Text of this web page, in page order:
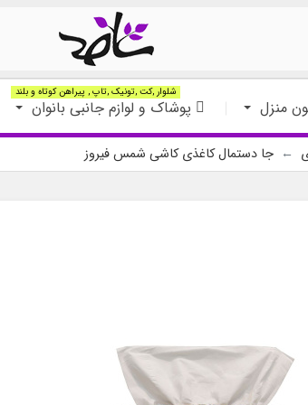
منزل پوشاک و لوازم جانبی بانوان
شلوار ,کت ,تونیک ,تاپ , پیراهن کوتاه و بلند
جا دستمال کاغذی کاشی شمس فیروز